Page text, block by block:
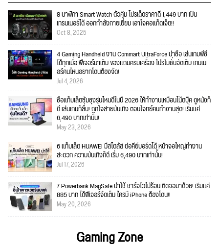
8 นาฬิกา Smart Watch ตัวคุ้ม โปรเด็ดราคาดี 1,449 บาท เป็น
เทรนเนอร์ได้ ออกกำลังกายเยี่ยม เอาใจคอแก็ดเจ็ต!!
Oct 8, 2025
4 Gaming Handheld งาน Commart UltraForce น่าซื้อ เล่นเกมพีซี
ได้ทุกเมื่อ ฟีเจอร์มาเต็ม ของแถมครบเครื่อง โปรโมชั่นจัดเต็ม เกมเม
อร์คนไหนอยากโดนต้องจัด!
Jul 4, 2026
ซื้อแท็บเล็ตซัมซุงรุ่นไหนดีในปี 2026 ให้ทำงานเหมือนโน้ตบุ๊ค ดูหนังก็
ดี เล่นเกมก็ลื่น! ถูกใจสายบันเทิง ตอบโจทย์คนทำงานสุด! เริ่มแค่
6,490 บาทเท่านั้น!
May 23, 2026
6 แท็บเล็ต HUAWEI มีสไตลัส ต่อคีย์บอร์ดได้ หน้าจอใหญ่ทำงาน
สะดวก ความบันเทิงก็ดี เริ่ม 6,490 บาทเท่านั้น!
Jul 17, 2026
7 Powerbank MagSafe น่าใช้ ชาร์จไวไม่ร้อน ติดจอมาด้วย! เริ่มแค่
885 บาท ได้ฟีเจอร์จัดเต็ม ใครมี iPhone ต้องโดน!!
May 20, 2026
Gaming Zone